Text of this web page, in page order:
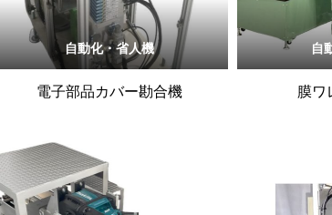
自動化・省人機
電子部品カバー勘合機
自
膜ワ